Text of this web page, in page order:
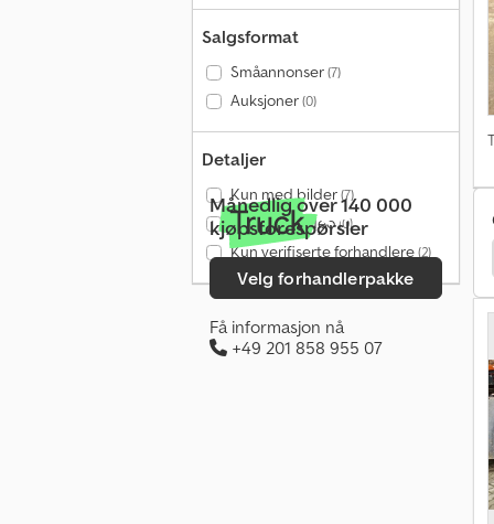
Salgsformat
Småannonser(7)
Auksjoner(0)
Detaljer
Kun med bilder(7)
Kun med video(0)
Kun verifiserte forhandlere(2)
Månedlig over 140 000
kjøpsforespørsler
Velg forhandlerpakke
Få informasjon nå
+49 201 858 955 07